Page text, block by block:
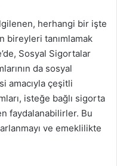
herhangi bir işte
bireyleri tanımlamak
Sosyal Sigortalar
da sosyal
amacıyla çeşitli
isteğe bağlı sigorta
faydalanabilirler. Bu
ve emeklilikte